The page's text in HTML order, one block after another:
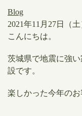
Blog
2021年11月27日（土
こんにちは。
茨城県で地震に強
設です。
楽しかった今年のお